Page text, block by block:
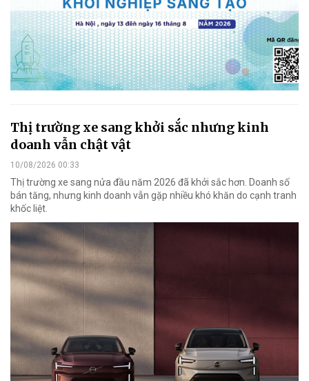
Thị trường xe sang khởi sắc nhưng kinh
doanh vẫn chật vật
10/08/2026 00:33
Thị trường xe sang nửa đầu năm 2026 đã khởi sắc hơn. Doanh số
bán tăng, nhưng kinh doanh vẫn gặp nhiều khó khăn do cạnh tranh
khốc liệt.